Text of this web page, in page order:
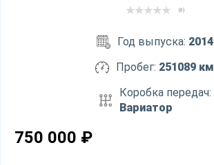
(0)
Год выпуска: 2014
Пробег: 251089 км
Коробка передач:
Вариатор
750 000 ₽